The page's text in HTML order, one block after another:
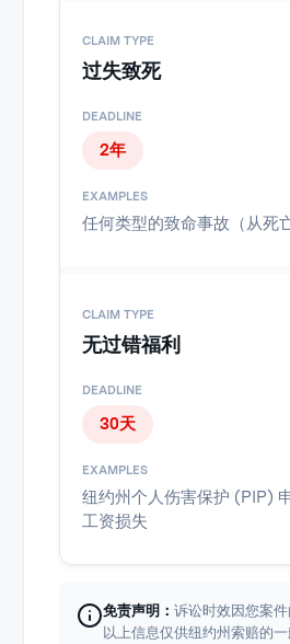
过失致死
2年
任何类型的致命事故（从死
无过错福利
30天
纽约州个人伤害保护 (PIP)
工资损失
免责声明：诉讼时效因您案件
以上信息仅供纽约州索赔的